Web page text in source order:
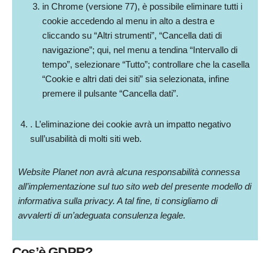
in Chrome (versione 77), è possibile eliminare tutti i
cookie accedendo al menu in alto a destra e
cliccando su “Altri strumenti”, “Cancella dati di
navigazione”; qui, nel menu a tendina “Intervallo di
tempo”, selezionare “Tutto”; controllare che la casella
“Cookie e altri dati dei siti” sia selezionata, infine
premere il pulsante “Cancella dati”.
. L’eliminazione dei cookie avrà un impatto negativo
sull’usabilità di molti siti web.
Website Planet non avrà alcuna responsabilità connessa
all’implementazione sul tuo sito web del presente modello di
informativa sulla privacy. A tal fine, ti consigliamo di
avvalerti di un’adeguata consulenza legale.